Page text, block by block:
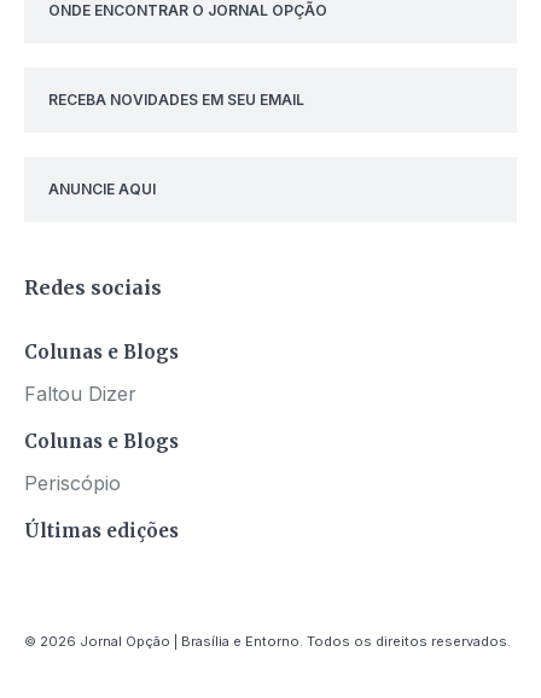
ONDE ENCONTRAR O JORNAL OPÇÃO
RECEBA NOVIDADES EM SEU EMAIL
ANUNCIE AQUI
Redes sociais
Colunas e Blogs
Faltou Dizer
Colunas e Blogs
Periscópio
Últimas edições
© 2026 Jornal Opção | Brasília e Entorno. Todos os direitos reservados.